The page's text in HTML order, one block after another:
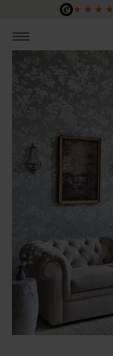
Zum Hauptinhalt springen
★ ★ ★ ★